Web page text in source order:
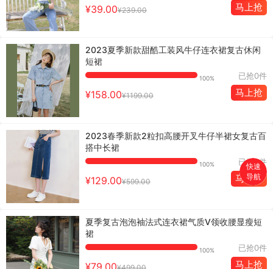
¥39.00¥239.00 马上抢
2023夏季新款甜酷工装风牛仔连衣裙复古休闲
短裙
100% 已抢0件
¥158.00¥1199.00 马上抢
2023春季新款2粒扣高腰开叉牛仔半裙女复古百
搭中长裙
100% 已抢0件
¥129.00¥599.00 马上抢
夏季复古泡泡袖法式连衣裙气质V领收腰显瘦短
裙
100% 已抢0件
马上抢
首页
购物车
快速
导航